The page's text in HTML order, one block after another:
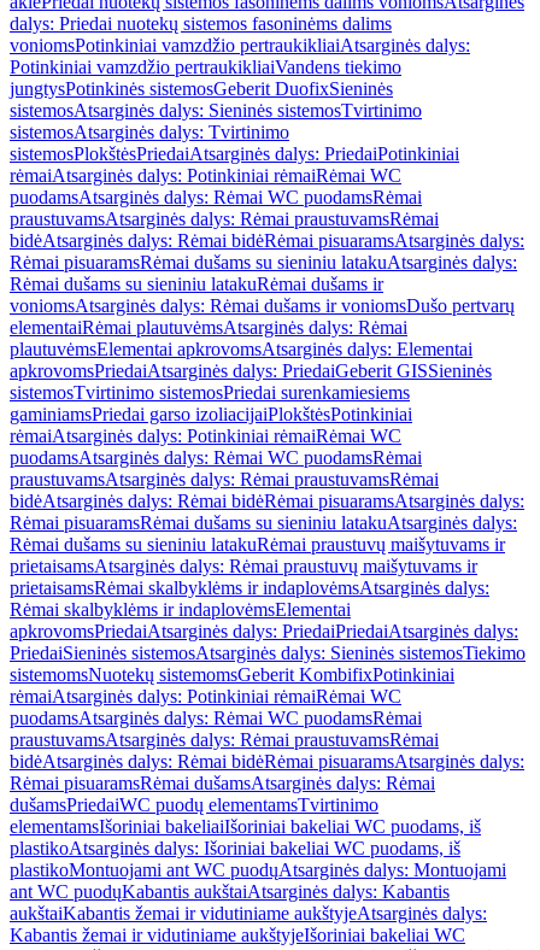
dalys: Priedai nuotekų sistemos fasoninėms dalims
voniomsPotinkiniai vamzdžio pertraukikliaiAtsarginės dalys:
Potinkiniai vamzdžio pertraukikliaiVandens tiekimo
jungtysPotinkinės sistemosGeberit DuofixSieninės
sistemosAtsarginės dalys: Sieninės sistemosTvirtinimo
sistemosAtsarginės dalys: Tvirtinimo
sistemosPlokštėsPriedaiAtsarginės dalys: PriedaiPotinkiniai
rėmaiAtsarginės dalys: Potinkiniai rėmaiRėmai WC
puodamsAtsarginės dalys: Rėmai WC puodamsRėmai
praustuvamsAtsarginės dalys: Rėmai praustuvamsRėmai
bidėAtsarginės dalys: Rėmai bidėRėmai pisuaramsAtsarginės dalys:
Rėmai pisuaramsRėmai dušams su sieniniu latakuAtsarginės dalys:
Rėmai dušams su sieniniu latakuRėmai dušams ir
voniomsAtsarginės dalys: Rėmai dušams ir voniomsDušo pertvarų
elementaiRėmai plautuvėmsAtsarginės dalys: Rėmai
plautuvėmsElementai apkrovomsAtsarginės dalys: Elementai
apkrovomsPriedaiAtsarginės dalys: PriedaiGeberit GISSieninės
sistemosTvirtinimo sistemosPriedai surenkamiesiems
gaminiamsPriedai garso izoliacijaiPlokštėsPotinkiniai
rėmaiAtsarginės dalys: Potinkiniai rėmaiRėmai WC
puodamsAtsarginės dalys: Rėmai WC puodamsRėmai
praustuvamsAtsarginės dalys: Rėmai praustuvamsRėmai
bidėAtsarginės dalys: Rėmai bidėRėmai pisuaramsAtsarginės dalys:
Rėmai pisuaramsRėmai dušams su sieniniu latakuAtsarginės dalys:
Rėmai dušams su sieniniu latakuRėmai praustuvų maišytuvams ir
prietaisamsAtsarginės dalys: Rėmai praustuvų maišytuvams ir
prietaisamsRėmai skalbyklėms ir indaplovėmsAtsarginės dalys:
Rėmai skalbyklėms ir indaplovėmsElementai
apkrovomsPriedaiAtsarginės dalys: PriedaiPriedaiAtsarginės dalys:
PriedaiSieninės sistemosAtsarginės dalys: Sieninės sistemosTiekimo
sistemomsNuotekų sistemomsGeberit KombifixPotinkiniai
rėmaiAtsarginės dalys: Potinkiniai rėmaiRėmai WC
puodamsAtsarginės dalys: Rėmai WC puodamsRėmai
praustuvamsAtsarginės dalys: Rėmai praustuvamsRėmai
bidėAtsarginės dalys: Rėmai bidėRėmai pisuaramsAtsarginės dalys:
Rėmai pisuaramsRėmai dušamsAtsarginės dalys: Rėmai
dušamsPriedaiWC puodų elementamsTvirtinimo
elementamsIšoriniai bakeliaiIšoriniai bakeliai WC puodams, iš
plastikoAtsarginės dalys: Išoriniai bakeliai WC puodams, iš
plastikoMontuojami ant WC puodųAtsarginės dalys: Montuojami
ant WC puodųKabantis aukštaiAtsarginės dalys: Kabantis
aukštaiKabantis žemai ir vidutiniame aukštyjeAtsarginės dalys:
Kabantis žemai ir vidutiniame aukštyjeIšoriniai bakeliai WC